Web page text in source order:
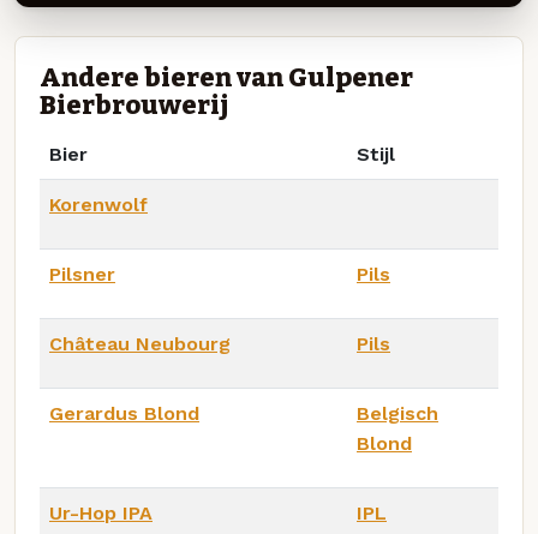
Andere bieren van Gulpener
Bierbrouwerij
Bier Stijl
Korenwolf
Pilsner Pils
Château Neubourg Pils
Gerardus Blond
Belgisch
Blond
Ur-Hop IPA IPL